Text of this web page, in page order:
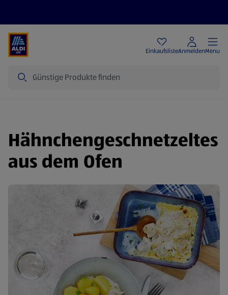
EinkaufslisteAnmeldenMenu
Hähnchengeschnetzeltes
aus dem Ofen